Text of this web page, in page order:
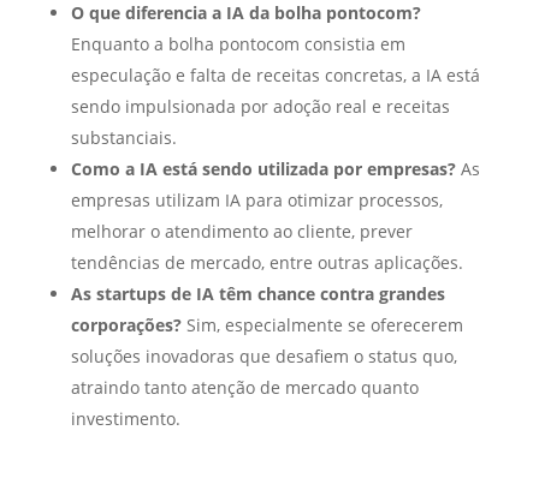
O que diferencia a IA da bolha pontocom?
Enquanto a bolha pontocom consistia em
especulação e falta de receitas concretas, a IA está
sendo impulsionada por adoção real e receitas
substanciais.
Como a IA está sendo utilizada por empresas?As
empresas utilizam IA para otimizar processos,
melhorar o atendimento ao cliente, prever
tendências de mercado, entre outras aplicações.
As startups de IA têm chance contra grandes
corporações?Sim, especialmente se oferecerem
soluções inovadoras que desafiem o status quo,
atraindo tanto atenção de mercado quanto
investimento.